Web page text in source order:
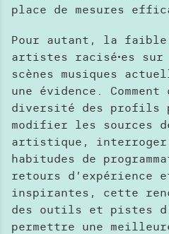
place de mesures
Pour autant, la faible
artistes raciséꞏes sur
scènes musiques
une évidence.
diversité des profils
modifier les sources
artistique,
habitudes de
retours
inspirantes, cette
des outils et pistes
permettre une